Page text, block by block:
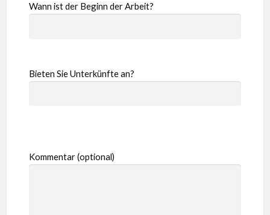
Wann ist der Beginn der Arbeit?
Bieten Sie Unterkünfte an?
Kommentar (optional)